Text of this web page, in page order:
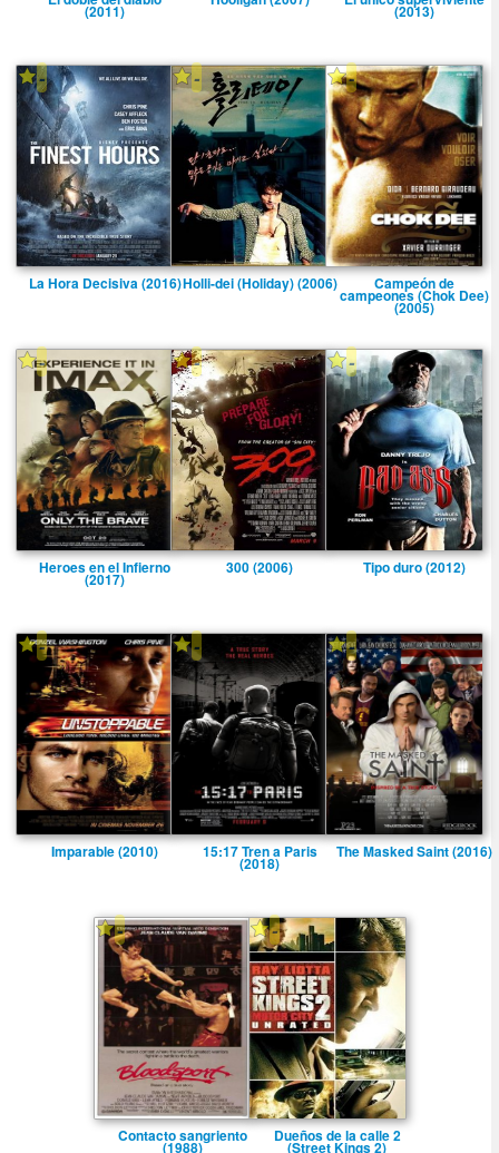
(2011) (2013)
-
La Hora Decisiva (2016)
-
Holli-dei (Holiday) (2006)
-
Campeón de
campeones (Chok Dee)
(2005)
-
Heroes en el Infierno
(2017)
-
300 (2006)
-
Tipo duro (2012)
-
Imparable (2010)
-
15:17 Tren a Paris
(2018)
-
The Masked Saint (2016)
-
Contacto sangriento
(1988)
-
Dueños de la calle 2
(Street Kings 2)